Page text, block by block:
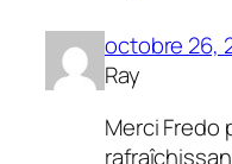
octobre 26,
Ray
Merci Fredo